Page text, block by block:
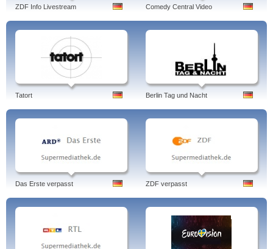
ZDF Info Livestream Comedy Central Video
Tatort Berlin Tag und Nacht
Das Erste verpasst ZDF verpasst